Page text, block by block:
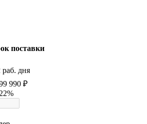
поставки
раб. дня
990 ₽